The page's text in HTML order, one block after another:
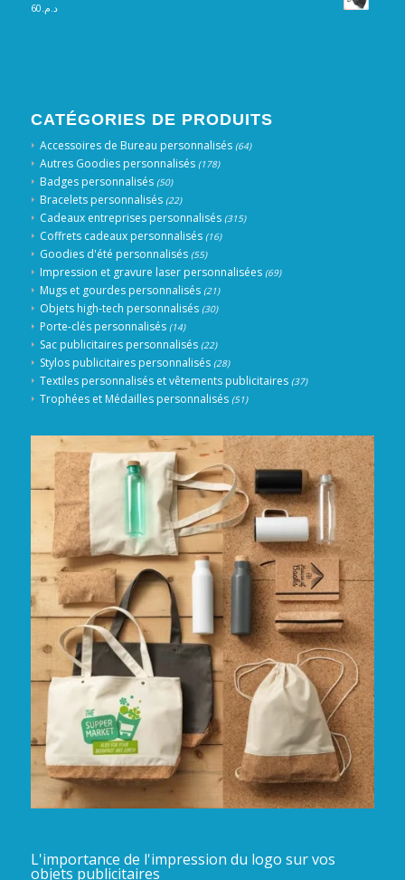
د.م.60
CATÉGORIES DE PRODUITS
Accessoires de Bureau personnalisés (64)
Autres Goodies personnalisés (178)
Badges personnalisés (50)
Bracelets personnalisés (22)
Cadeaux entreprises personnalisés (315)
Coffrets cadeaux personnalisés (16)
Goodies d'été personnalisés (55)
Impression et gravure laser personnalisées (69)
Mugs et gourdes personnalisés (21)
Objets high-tech personnalisés (30)
Porte-clés personnalisés (14)
Sac publicitaires personnalisés (22)
Stylos publicitaires personnalisés (28)
Textiles personnalisés et vêtements publicitaires (37)
Trophées et Médailles personnalisés (51)
L'importance de l'impression du logo sur vos
objets publicitaires